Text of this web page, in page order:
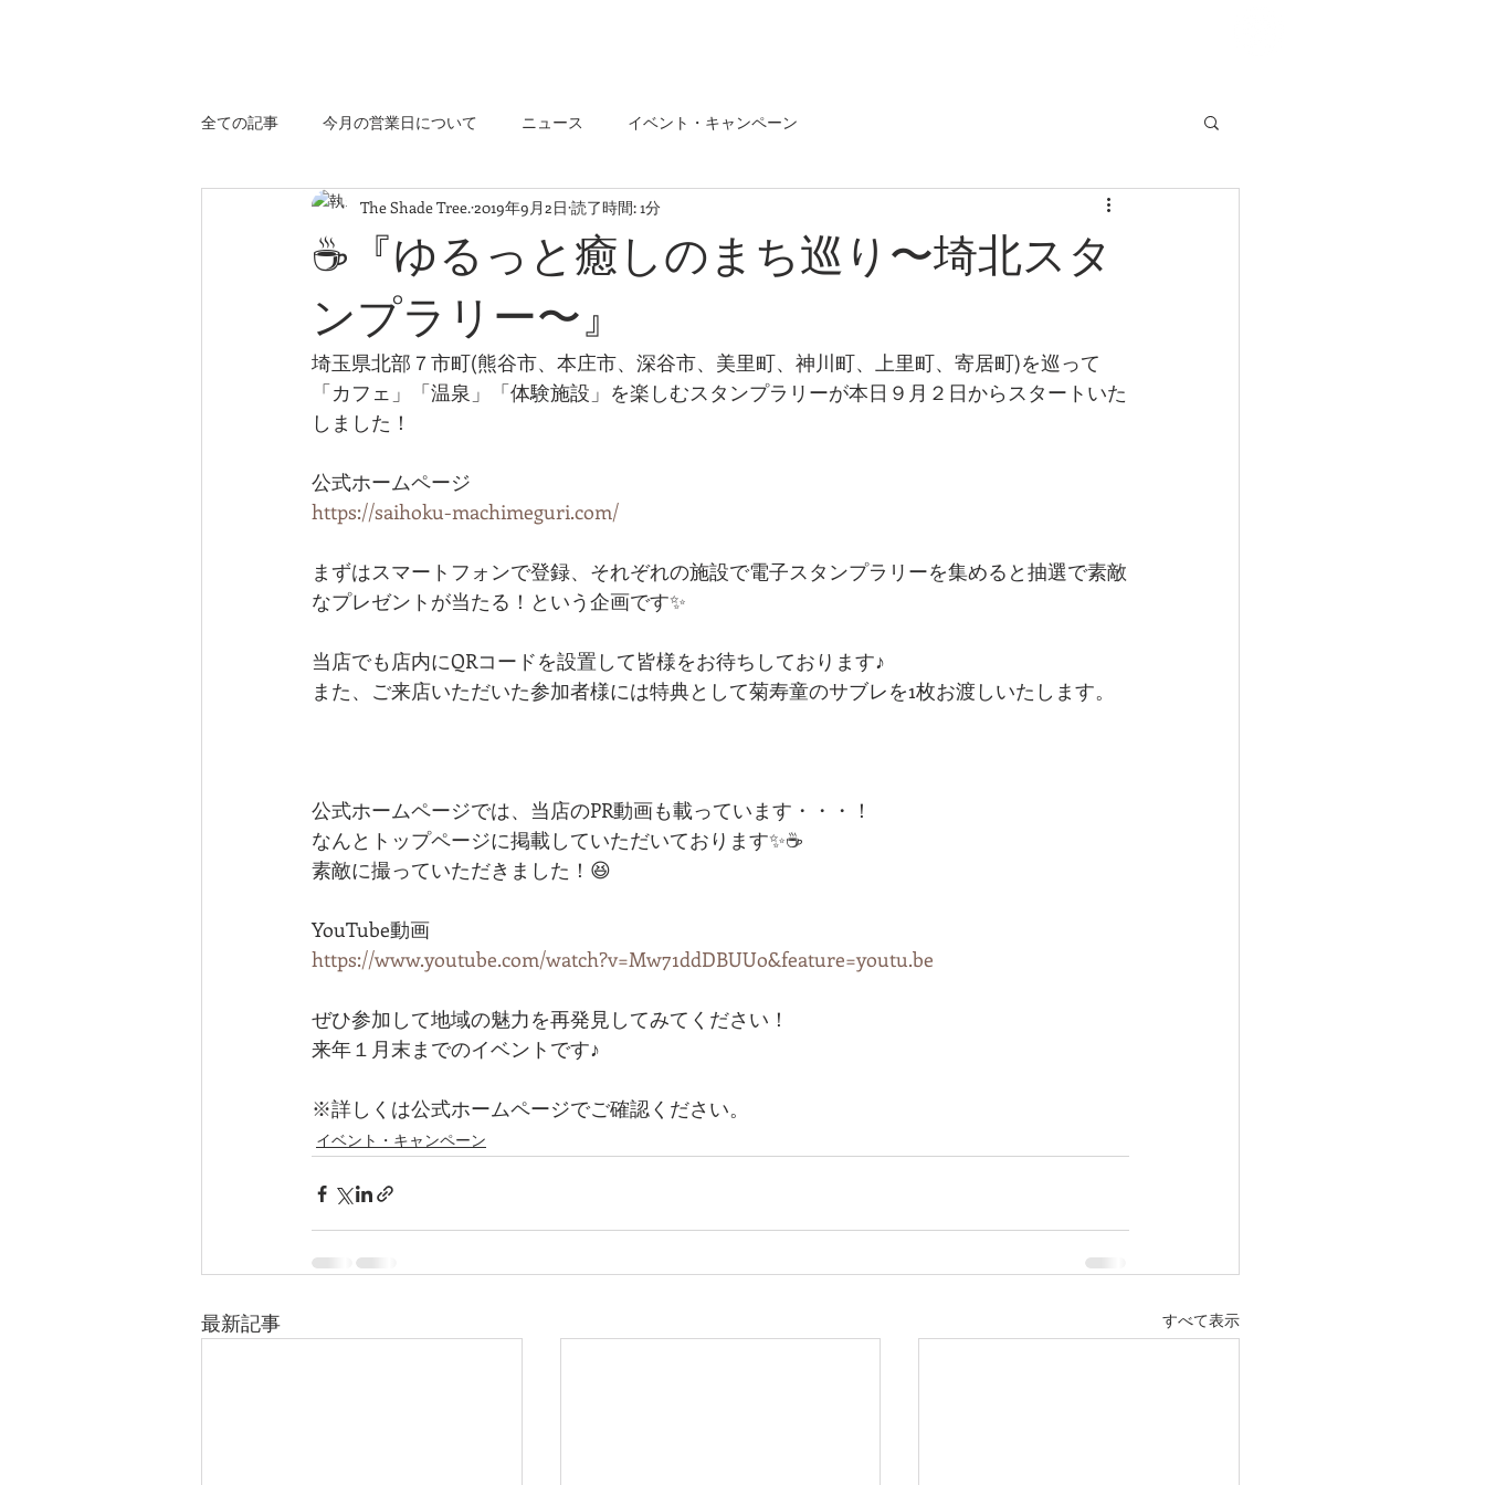
全ての記事 今月の営業日について ニュース イベント・キャンペーン
☕️『ゆるっと癒しのまち巡り〜埼北スタ
ンプラリー〜』
The Shade Tree. 2019年9月2日 読了時間: 1分
埼玉県北部７市町(熊谷市、本庄市、深谷市、美里町、神川町、上里町、寄居町)を巡って
「カフェ」「温泉」「体験施設」を楽しむスタンプラリーが本日９月２日からスタートいた
しました！
公式ホームページ
https://saihoku-machimeguri.com/
まずはスマートフォンで登録、それぞれの施設で電子スタンプラリーを集めると抽選で素敵
なプレゼントが当たる！という企画です✨
当店でも店内にQRコードを設置して皆様をお待ちしております♪
また、ご来店いただいた参加者様には特典として菊寿童のサブレを1枚お渡しいたします。
公式ホームページでは、当店のPR動画も載っています・・・！
なんとトップページに掲載していただいております✨☕️
素敵に撮っていただきました！😆
YouTube動画
https://www.youtube.com/watch?v=Mw71ddDBUUo&feature=youtu.be
ぜひ参加して地域の魅力を再発見してみてください！
来年１月末までのイベントです♪
※詳しくは公式ホームページでご確認ください。
イベント・キャンペーン
最新記事 すべて表示